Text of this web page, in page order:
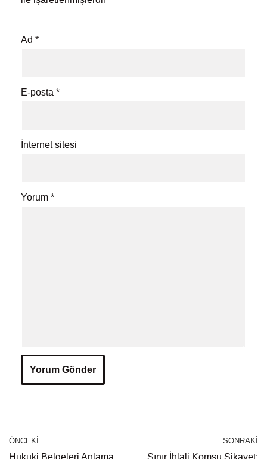
Ad *
E-posta *
İnternet sitesi
Yorum *
ÖNCEKI
Hukuki Belgeleri Anlama
SONRAKI
Sınır İhlali Komşu Şikayet: